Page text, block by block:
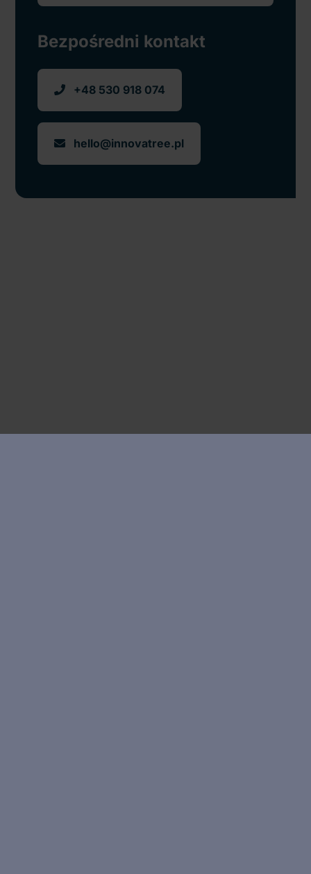
Bezpośredni kontakt
+48 530 918 074
hello@innovatree.pl